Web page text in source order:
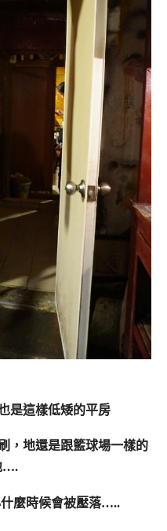
是這樣低矮的平房
，地還是跟籃球場一樣的
….
麼時候會被壓落…..